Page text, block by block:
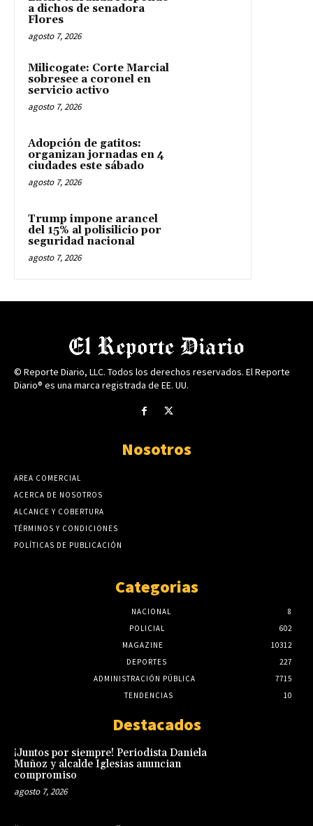
a dichos de senadora
Flores
agosto 7, 2026
Milicogate: Corte Marcial
sobresee a coronel en
servicio activo
agosto 7, 2026
Adopción de gatitos:
organizan jornadas en 4
ciudades este sábado
agosto 7, 2026
Trump impone arancel
del 15% al polisilicio por
seguridad nacional
agosto 7, 2026
© Reporte Diario, LLC. Todos los derechos reservados. El Reporte
Diario® es una marca registrada de EE. UU.
Nosotros
AREA COMERCIAL
ACERCA DE NOSOTROS
ALCANCE Y COBERTURA
TÉRMINOS Y CONDICIONES
POLÍTICAS DE PUBLICACIÓN
Categorias
NACIONAL
8
POLICIAL
602
MAGAZINE
10312
DEPORTES
227
ADMINISTRACIÓN PÚBLICA
7715
TENDENCIAS
10
Destacados
¡Juntos por siempre! Periodista Daniela
Muñoz y alcalde Iglesias anuncian
compromiso
agosto 7, 2026